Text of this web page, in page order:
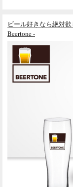
ビール好きなら絶対
Beertone -